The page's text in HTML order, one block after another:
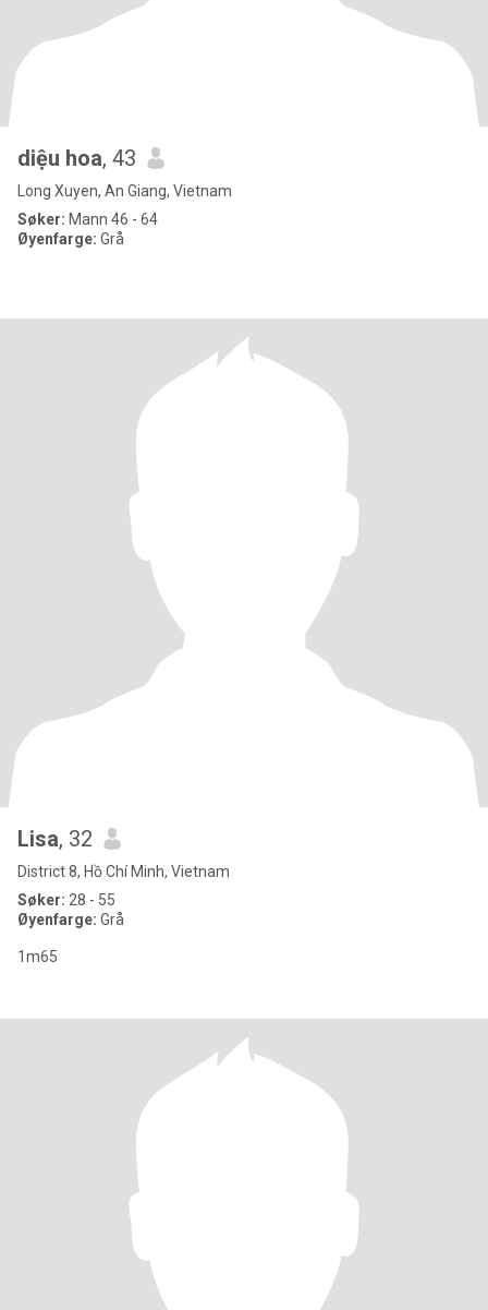
diệu hoa, 43
Long Xuyen, An Giang, Vietnam
Søker: Mann 46 - 64
Øyenfarge: Grå
Lisa, 32
District 8, Hồ Chí Minh, Vietnam
Søker: 28 - 55
Øyenfarge: Grå
1m65